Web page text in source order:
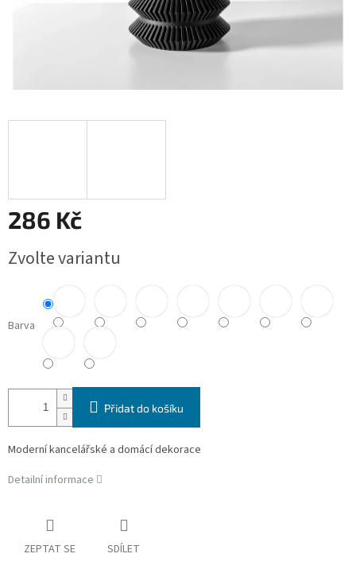
286 Kč
cena:
Zvolte variantu
Barva
Přidat do košíku
Moderní kancelářské a domácí dekorace
Detailní informace
ZEPTAT SE SDÍLET